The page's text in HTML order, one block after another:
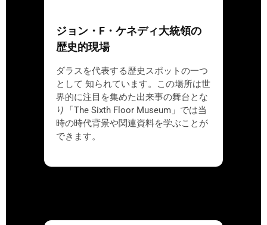
ジョン・F・ケネディ大統領の
歴史的現場
ダラスを代表する歴史スポットの一つ
として 知られています。この場所は世
界的に注目を集めた出来事の舞台とな
り「The Sixth Floor Museum」では当
時の時代背景や関連資料を学ぶことが
できます。